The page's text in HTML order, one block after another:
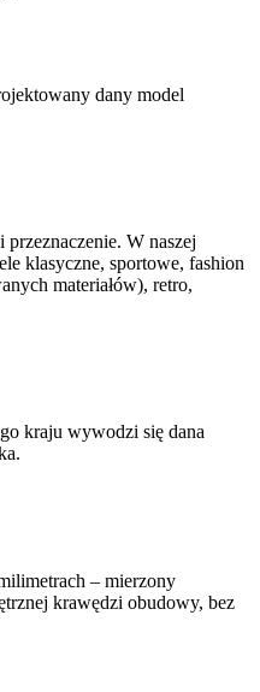
dany model
przeznaczenie. W naszej
klasyczne, sportowe, fashion
materiałów), retro,
kraju wywodzi się dana
– mierzony
krawędzi obudowy, bez